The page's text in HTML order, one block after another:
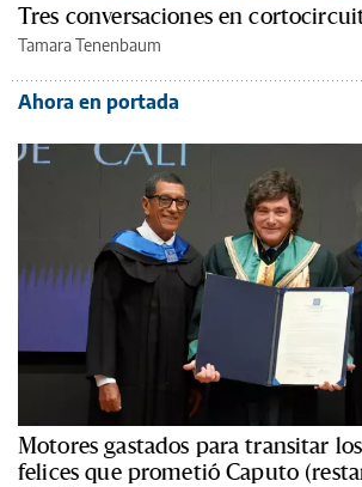
Tres conversaciones en
Tamara Tenenbaum
Ahora en portada
Motores gastados para transitar los
felices que prometió Caputo